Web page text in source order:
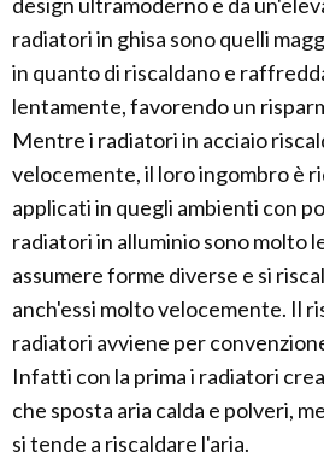
radiatori in ghisa sono quelli
in quanto di riscaldano e
lentamente, favorendo un
Mentre i radiatori in acciaio
velocemente, il loro ingombro è
applicati in quegli ambienti con
radiatori in alluminio sono molto
assumere forme diverse e si
anch'essi molto velocemente. Il
radiatori avviene per
Infatti con la prima i radiatori
che sposta aria calda e polveri,
si tende a riscaldare l'aria.